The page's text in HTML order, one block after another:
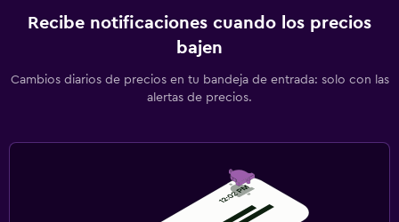
Recibe notificaciones cuando los precios
bajen
Cambios diarios de precios en tu bandeja de entrada: solo con las
alertas de precios.